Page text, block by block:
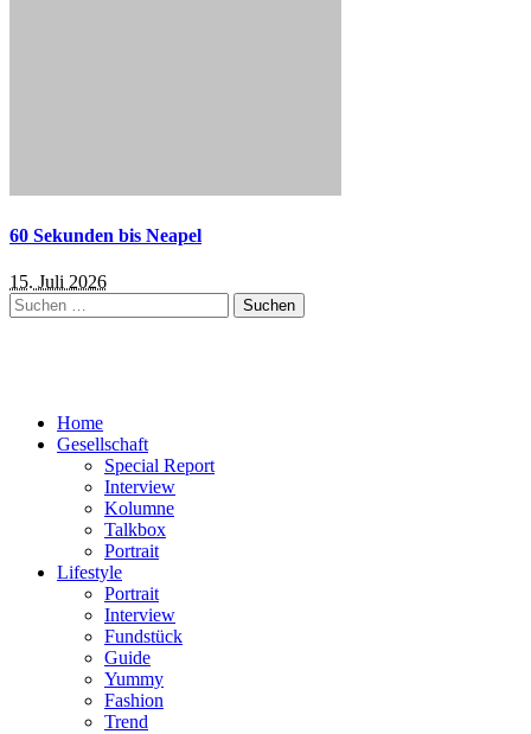
60 Sekunden bis Neapel
15. Juli 2026
Suchen
nach:
Home
Gesellschaft
Special Report
Interview
Kolumne
Talkbox
Portrait
Lifestyle
Portrait
Interview
Fundstück
Guide
Yummy
Fashion
Trend